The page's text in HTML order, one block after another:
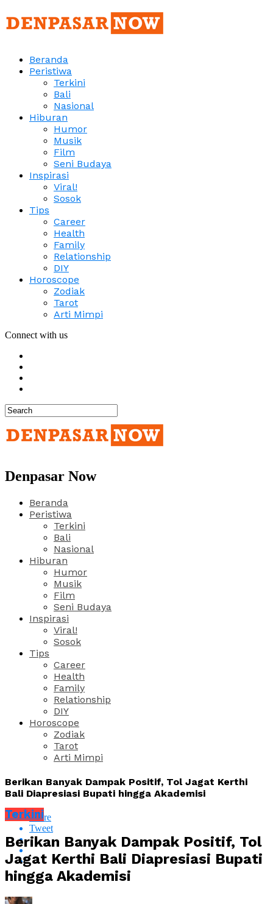
Beranda
Peristiwa
Terkini
Bali
Nasional
Hiburan
Humor
Musik
Film
Seni Budaya
Inspirasi
Viral!
Sosok
Tips
Career
Health
Family
Relationship
DIY
Horoscope
Zodiak
Tarot
Arti Mimpi
Connect with us
Denpasar Now
Beranda
Peristiwa
Terkini
Bali
Nasional
Hiburan
Humor
Musik
Film
Seni Budaya
Inspirasi
Viral!
Sosok
Tips
Career
Health
Family
Relationship
DIY
Horoscope
Zodiak
Tarot
Arti Mimpi
Berikan Banyak Dampak Positif, Tol Jagat Kerthi
Bali Diapresiasi Bupati hingga Akademisi
Share
Tweet
Terkini
Berikan Banyak Dampak Positif, Tol
Jagat Kerthi Bali Diapresiasi Bupati
hingga Akademisi